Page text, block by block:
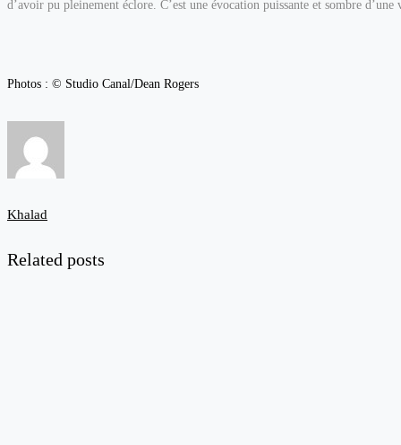
d’avoir pu pleinement éclore. C’est une évocation puissante et sombre
Photos : © Studio Canal/Dean Rogers
Khalad
Related posts